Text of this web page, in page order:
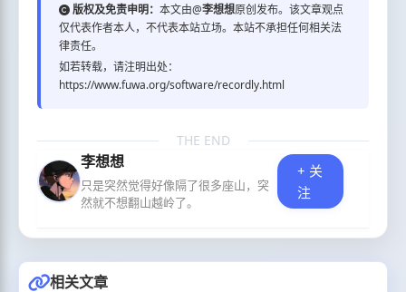
版权及免责申明： 本文由@李想想原创发布。该文章观点
仅代表作者本人，不代表本站立场。本站不承担任何相关法
律责任。
如若转载，请注明出处：
https://www.fuwa.org/software/recordly.html
THE END
李想想
只是突然觉得好像隔了很多座山，突
然就不想翻山越岭了。
+ 关
注
相关文章